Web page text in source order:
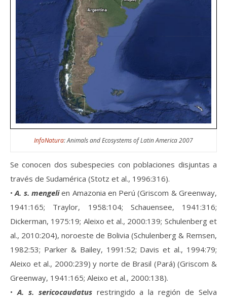
InfoNatura: Animals and Ecosystems of Latin America 2007
Se conocen dos subespecies con poblaciones disjuntas a
través de Sudamérica (Stotz et al., 1996:316).
•A. s. mengelien Amazonia en Perú (Griscom & Greenway,
1941:165; Traylor, 1958:104; Schauensee, 1941:316;
Dickerman, 1975:19; Aleixo et al., 2000:139; Schulenberg et
al., 2010:204), noroeste de Bolivia (Schulenberg & Remsen,
1982:53; Parker & Bailey, 1991:52; Davis et al., 1994:79;
Aleixo et al., 2000:239) y norte de Brasil (Pará) (Griscom &
Greenway, 1941:165; Aleixo et al., 2000:138).
•A. s. sericocaudatusrestringido a la región de Selva